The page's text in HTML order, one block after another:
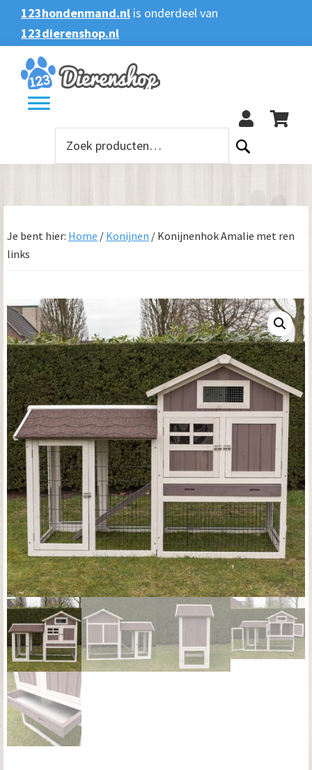
Spring
naar
de
hoofdnavigatie
Door
naar
de
hoofd
inhoud
Spring
naar
de
voettekst
123hondenmand.nl is onderdeel van
123dierenshop.nl
Zoeken
Zoeken
naar:
Je bent hier: Home / Konijnen / Konijnenhok Amalie met ren
links